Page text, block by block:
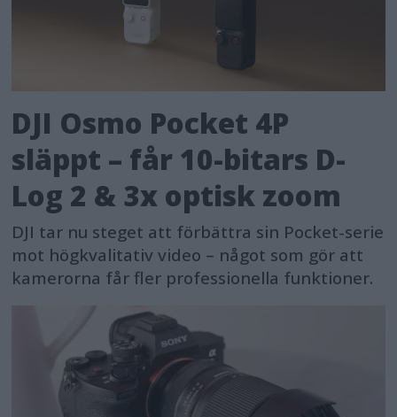
DJI Osmo Pocket 4P
släppt – får 10-bitars D-
Log 2 & 3x optisk zoom
DJI tar nu steget att förbättra sin Pocket-serie
mot högkvalitativ video – något som gör att
kamerorna får fler professionella funktioner.